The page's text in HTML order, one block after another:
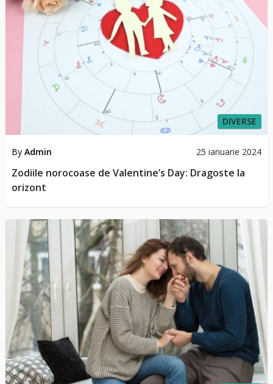
DIVERSE
By Admin 25 ianuarie 2024
Zodiile norocoase de Valentine’s Day: Dragoste la
orizont